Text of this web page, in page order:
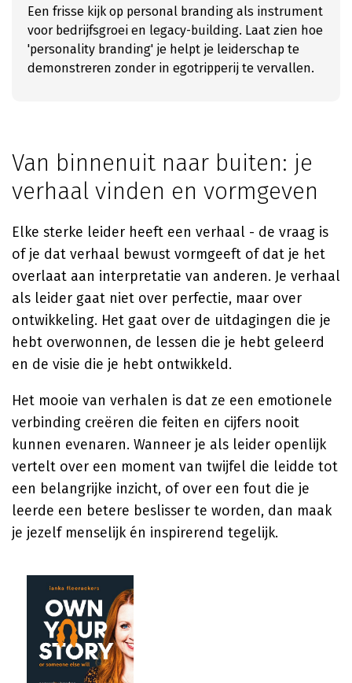
Een frisse kijk op personal branding als instrument
voor bedrijfsgroei en legacy-building. Laat zien hoe
'personality branding' je helpt je leiderschap te
demonstreren zonder in egotripperij te vervallen.
Van binnenuit naar buiten: je
verhaal vinden en vormgeven
Elke sterke leider heeft een verhaal - de vraag is
of je dat verhaal bewust vormgeeft of dat je het
overlaat aan interpretatie van anderen. Je verhaal
als leider gaat niet over perfectie, maar over
ontwikkeling. Het gaat over de uitdagingen die je
hebt overwonnen, de lessen die je hebt geleerd
en de visie die je hebt ontwikkeld.
Het mooie van verhalen is dat ze een emotionele
verbinding creëren die feiten en cijfers nooit
kunnen evenaren. Wanneer je als leider openlijk
vertelt over een moment van twijfel die leidde tot
een belangrijke inzicht, of over een fout die je
leerde een betere beslisser te worden, dan maak
je jezelf menselijk én inspirerend tegelijk.